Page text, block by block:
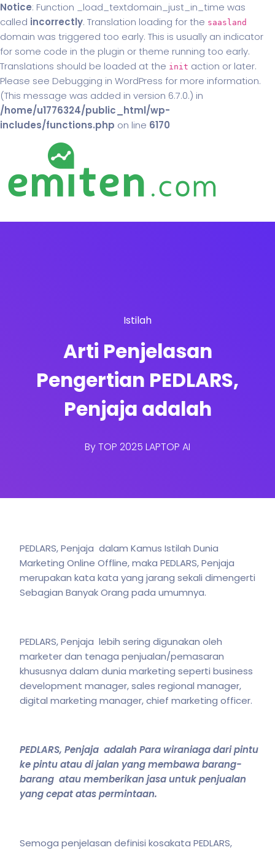
Notice: Function _load_textdomain_just_in_time was
called incorrectly. Translation loading for the saasland
domain was triggered too early. This is usually an indicator
for some code in the plugin or theme running too early.
Translations should be loaded at the init action or later.
Please see Debugging in WordPress for more information.
(This message was added in version 6.7.0.) in
/home/u1776324/public_html/wp-
includes/functions.php on line 6170
Istilah
Arti Penjelasan
Pengertian PEDLARS,
Penjaja adalah
ByTOP 2025 LAPTOP AI
PEDLARS, Penjaja dalam Kamus Istilah Dunia
Marketing Online Offline, maka PEDLARS, Penjaja
merupakan kata kata yang jarang sekali dimengerti
Sebagian Banyak Orang pada umumnya.
PEDLARS, Penjaja lebih sering digunakan oleh
marketer dan tenaga penjualan/pemasaran
khususnya dalam dunia marketing seperti business
development manager, sales regional manager,
digital marketing manager, chief marketing officer.
PEDLARS, Penjaja adalah Para wiraniaga dari pintu
ke pintu atau di jalan yang membawa barang-
barang atau memberikan jasa untuk penjualan
yang cepat atas permintaan.
Semoga penjelasan definisi kosakata PEDLARS,